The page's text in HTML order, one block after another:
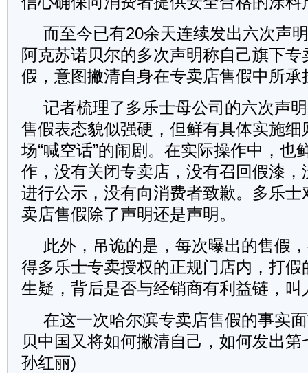
而至今已有20余天连续发出六次声
阿克苏诺贝尔的多次声明称自己旗下
假，意图撇清自身在专卖店售假中所承
记者梳理了多乐士母公司的六次声
售假表态貌似强硬，但鲜有具体实施细
场“喊空话”的闹剧。在实际操作中，也
作，没有关闭专卖店，没有召回假漆
进行公示，没有向消费者致歉。多乐
卖店售假除了声明还是声明。
此外，吊诡的是，每次曝出的售假
得多乐士专卖授权的正规门店内，打
生疑，背后是否与经销商有利益链，叫
在这一次哈尔滨专卖店售假的事实
贝中国又将如何撇清自己，如何发出
孙红丽)